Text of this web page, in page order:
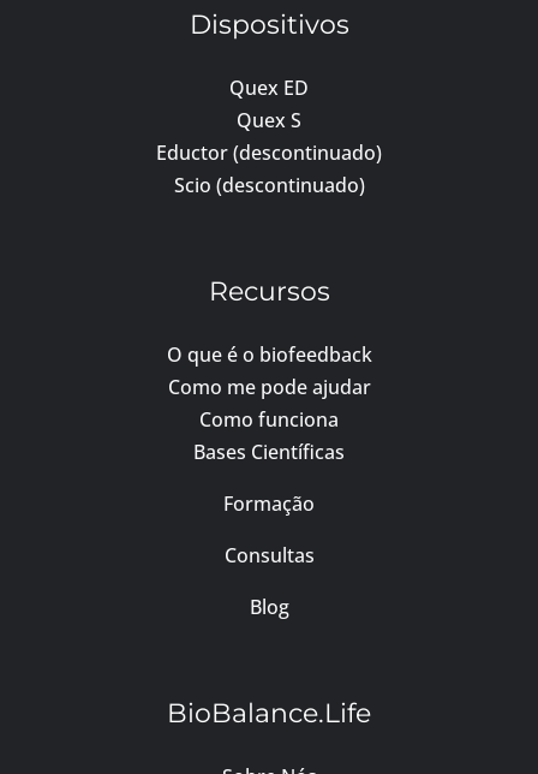
Dispositivos
Quex ED
Quex S
Eductor (descontinuado)
Scio (descontinuado)
Recursos
O que é o biofeedback
Como me pode ajudar
Como funciona
Bases Científicas
Formação
Consultas
Blog
BioBalance.Life